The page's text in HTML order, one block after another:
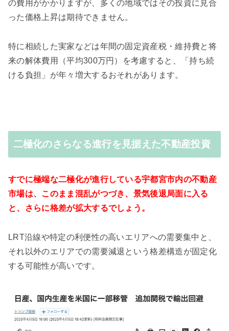
の費用がかかりますが、多くの地域ではその投資に見合
った価格上昇は期待できません。
特に相続した実家などは年間の固定資産税・維持費と将
来の解体費用（平均300万円）を考慮すると、「持ち続
ける負担」が年々増大するおそれがあります。
二極化のさらなる進行を見据えた不動産投資
すでに極端な二極化が進行している宇都宮市内の不動産
市場は、このまま混乱がつづき、景気後退局面に入る
と、さらに格差が拡大するでしょう。
LRT沿線や特定の利便性の高いエリアへの需要集中と、
それ以外のエリアでの需要減退という格差構造が固定化
する可能性が高いです。